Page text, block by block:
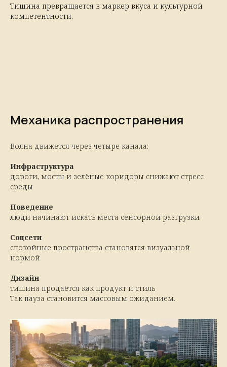
Тишина превращается в маркер вкуса и культурной
компетентности.
Механика распространения
Волна движется через четыре канала:
Инфраструктура
дороги, мосты и зелёные коридоры снижают стресс
среды
Поведение
люди начинают искать места сенсорной разгрузки
Соцсети
спокойные пространства становятся визуальной
нормой
Дизайн
тишина продаётся как продукт и стиль
Так пауза становится массовым ожиданием.